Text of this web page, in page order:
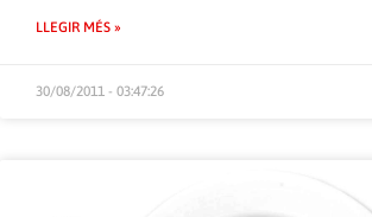
LLEGIR MÉS »
30/08/2011 - 03:47:26